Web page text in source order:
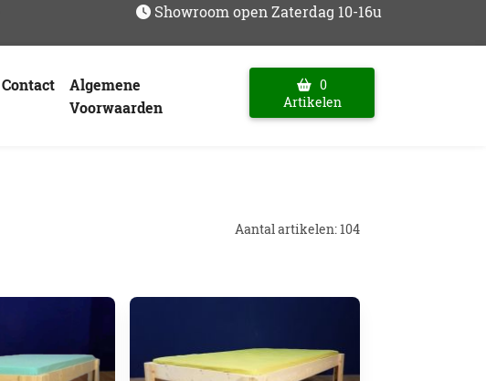
Showroom open Zaterdag 10-16u
Contact
Algemene
Voorwaarden
0
Artikelen
Aantal artikelen: 104